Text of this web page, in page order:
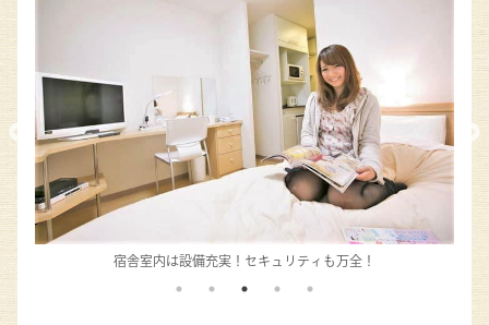
宿舎室内は設備充実！セキュリティも万全！